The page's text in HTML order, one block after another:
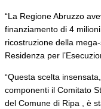
“La Regione Abruzzo
finanziamento di 4
ricostruzione della
Residenza per
“Questa scelta
componenti il Comitato
del Comune di Ripa , è